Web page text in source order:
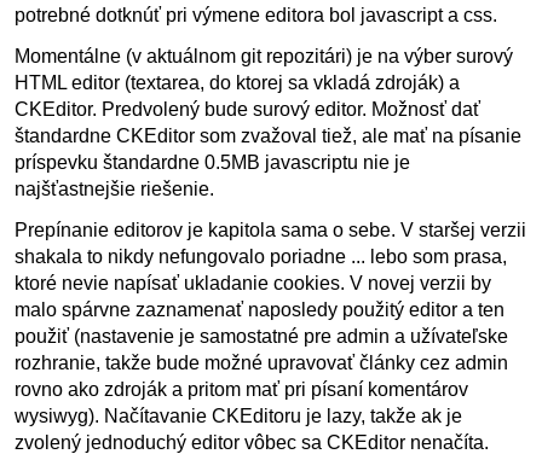
potrebné dotknúť pri výmene editora bol javascript a css.
Momentálne (v aktuálnom git repozitári) je na výber surový
HTML editor (textarea, do ktorej sa vkladá zdroják) a
CKEditor. Predvolený bude surový editor. Možnosť dať
štandardne CKEditor som zvažoval tiež, ale mať na písanie
príspevku štandardne 0.5MB javascriptu nie je
najšťastnejšie riešenie.
Prepínanie editorov je kapitola sama o sebe. V staršej verzii
shakala to nikdy nefungovalo poriadne ... lebo som prasa,
ktoré nevie napísať ukladanie cookies. V novej verzii by
malo spárvne zaznamenať naposledy použitý editor a ten
použiť (nastavenie je samostatné pre admin a užívateľske
rozhranie, takže bude možné upravovať články cez admin
rovno ako zdroják a pritom mať pri písaní komentárov
wysiwyg). Načítavanie CKEditoru je lazy, takže ak je
zvolený jednoduchý editor vôbec sa CKEditor nenačíta.